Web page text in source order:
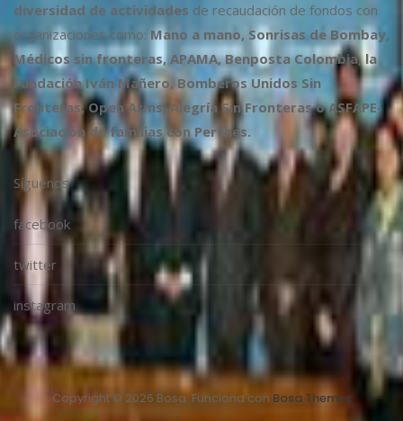
diversidad de actividades de recaudación de fondos con
organizaciones como: Mano a mano, Sonrisas de Bombay,
Médicos sin fronteras, APAMA, Benposta Colombia, la
Fundación Iván Mañero, Bomberos Unidos Sin
Fronteras, Open Arms, Alegría Sin Fronteras o ASFAPE-
Asociación de familias con Perthes.
Síguenos
facebook
twitter
instagram
Copyright © 2026 Bosa. Funciona con Bosa Themes